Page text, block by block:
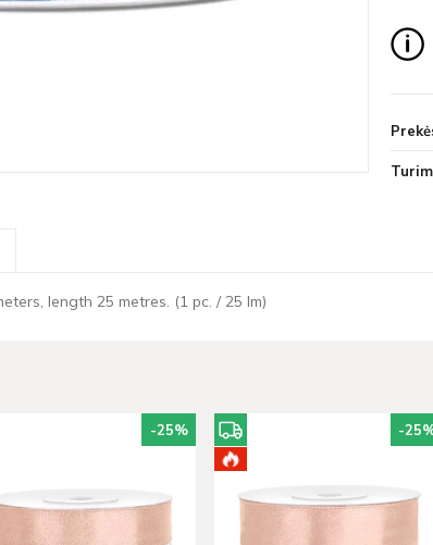
length 25 metres. (1 pc. / 25 lm)
-25% -25